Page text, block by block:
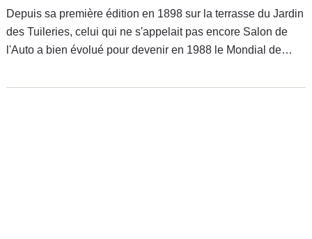
Depuis sa première édition en 1898 sur la terrasse du Jardin
des Tuileries, celui qui ne s'appelait pas encore Salon de
l'Auto a bien évolué pour devenir en 1988 le Mondial de
radicale, il